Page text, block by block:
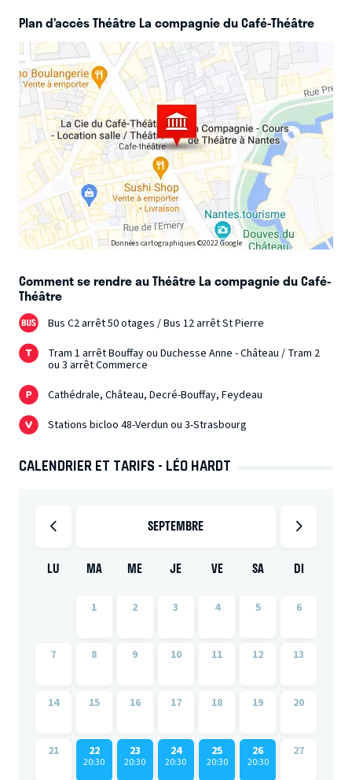
Plan d’accès Théâtre La compagnie du Café-Théâtre
Données cartographiques ©2022 Google
Comment se rendre au Théâtre La compagnie du Café-
Théâtre
Bus C2 arrêt 50 otages / Bus 12 arrêt St Pierre
Tram 1 arrêt Bouffay ou Duchesse Anne - Château / Tram 2
ou 3 arrêt Commerce
Cathédrale, Château, Decré-Bouffay, Feydeau
Stations bicloo 48-Verdun ou 3-Strasbourg
CALENDRIER ET TARIFS - LÉO HARDT
SEPTEMBRE
LU MA ME JE VE SA DI
1 2 3 4 5 6
7 8 9 10 11 12 13
14 15 16 17 18 19 20
21 22
20:30
23
20:30
24
20:30
25
20:30
26
20:30
27